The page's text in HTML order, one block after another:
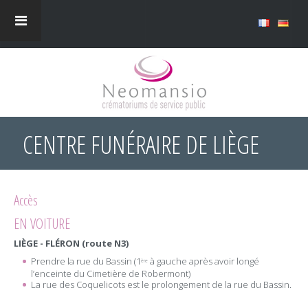
CENTRE FUNÉRAIRE DE LIÈGE
Accès
EN VOITURE
LIÈGE - FLÉRON (route N3)
Prendre la rue du Bassin (1 ère à gauche après avoir longé
l’enceinte du Cimetière de Robermont)
La rue des Coquelicots est le prolongement de la rue du Bassin.